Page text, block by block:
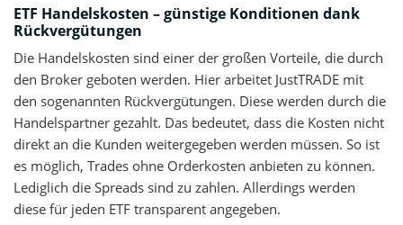
ETF Handelskosten – günstige Konditionen dank
Rückvergütungen
Die Handelskosten sind einer der großen Vorteile, die durch
den Broker geboten werden. Hier arbeitet JustTRADE mit
den sogenannten Rückvergütungen. Diese werden durch die
Handelspartner gezahlt. Das bedeutet, dass die Kosten nicht
direkt an die Kunden weitergegeben werden müssen. So ist
es möglich, Trades ohne Orderkosten anbieten zu können.
Lediglich die Spreads sind zu zahlen. Allerdings werden
diese für jeden ETF transparent angegeben.